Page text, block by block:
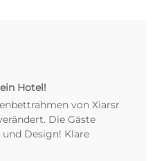
Hotel!
von Xiarsr
Die Gäste
Design! Klare